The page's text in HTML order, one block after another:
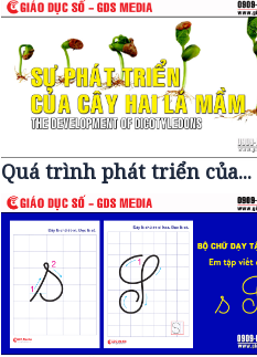
Quá trình phát triển của...